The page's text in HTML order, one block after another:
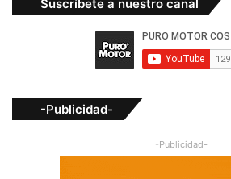
Suscríbete a nuestro canal
-Publicidad-
-Publicidad-